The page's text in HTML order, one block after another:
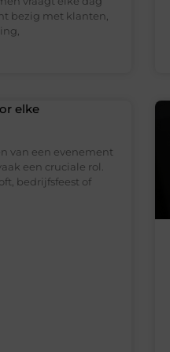
bezig met klanten,
elke
van een evenement
een cruciale rol.
bedrijfsfeest of